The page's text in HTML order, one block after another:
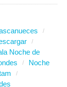
Noche de
Noche